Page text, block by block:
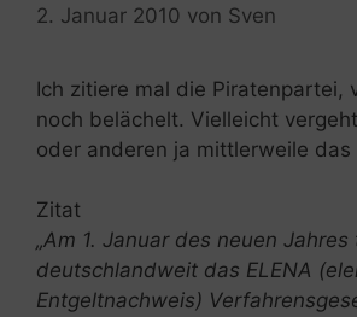
2. Januar 2010 von Sven
Ich zitiere mal die Piratenpartei,
noch belächelt. Vielleicht
oder anderen ja mittlerweile das
Zitat
„Am 1. Januar des neuen
deutschlandweit das ELENA
Entgeltnachweis)